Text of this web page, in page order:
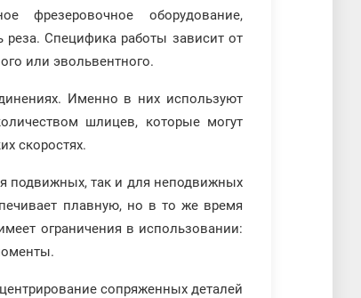
фрезеровочное оборудование,
Специфика работы зависит от
или эвольвентного.
Именно в них используют
шлицев, которые могут
скоростях.
подвижных, так и для неподвижных
плавную, но в то же время
ограничения в использовании:
сопряженных деталей